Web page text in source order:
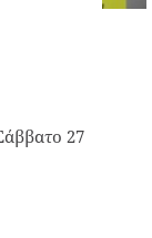
27